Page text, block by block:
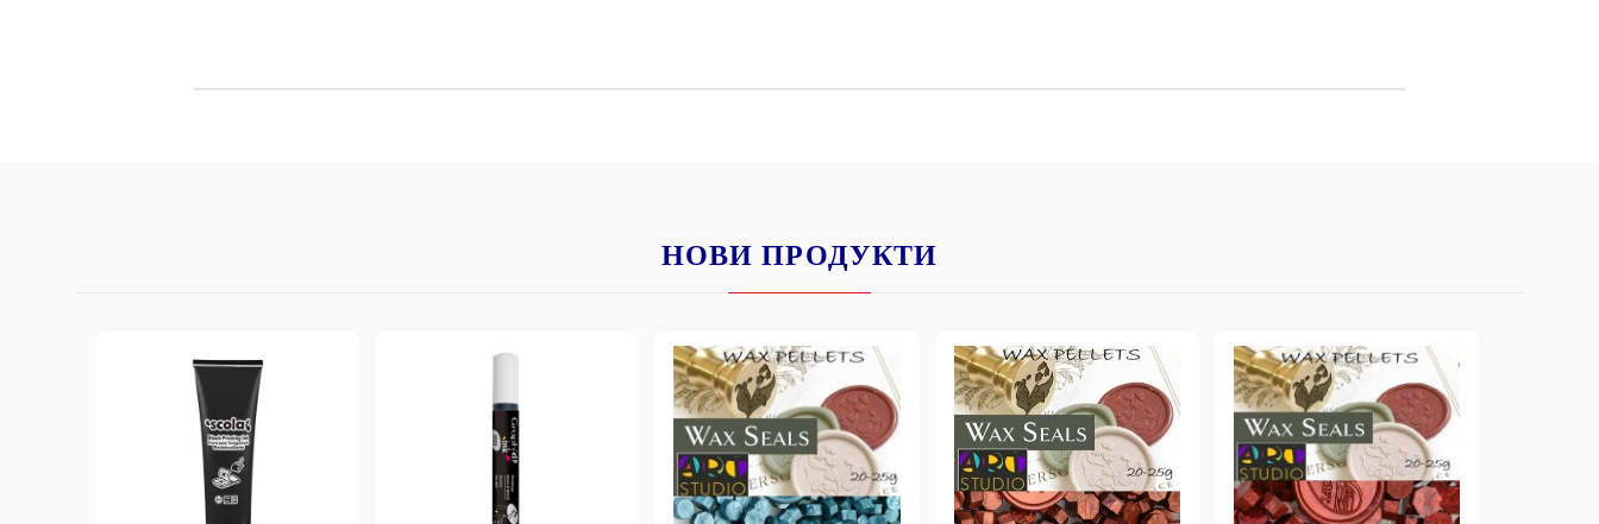
ЩАНЦИ
VERSACRAFT - За текстил, дърво,
глина и други
VERSAMAGIC - Chalk ink,
Тебеширено мастило
BRILLIANCE - Пигментно мастило
ПЕЧАТИ ЗА ВОСЪК И ЦВЕТНИ
ВОСЪЦИ
Пликове и комплекти заготовки за
Перлени , Металик , Брокат картони и
хартии
Цветни и крафт картони / хартии
Креативни и ръчни картони и хартии
Креп, тишу, деко велпапе и др.
Цветен и фигурален паус
Шаблони за релеф и оцветяване с
мастила
Инструменти за релеф
Папки за релеф и ембос плочи
НОВИ ПРОДУКТИ